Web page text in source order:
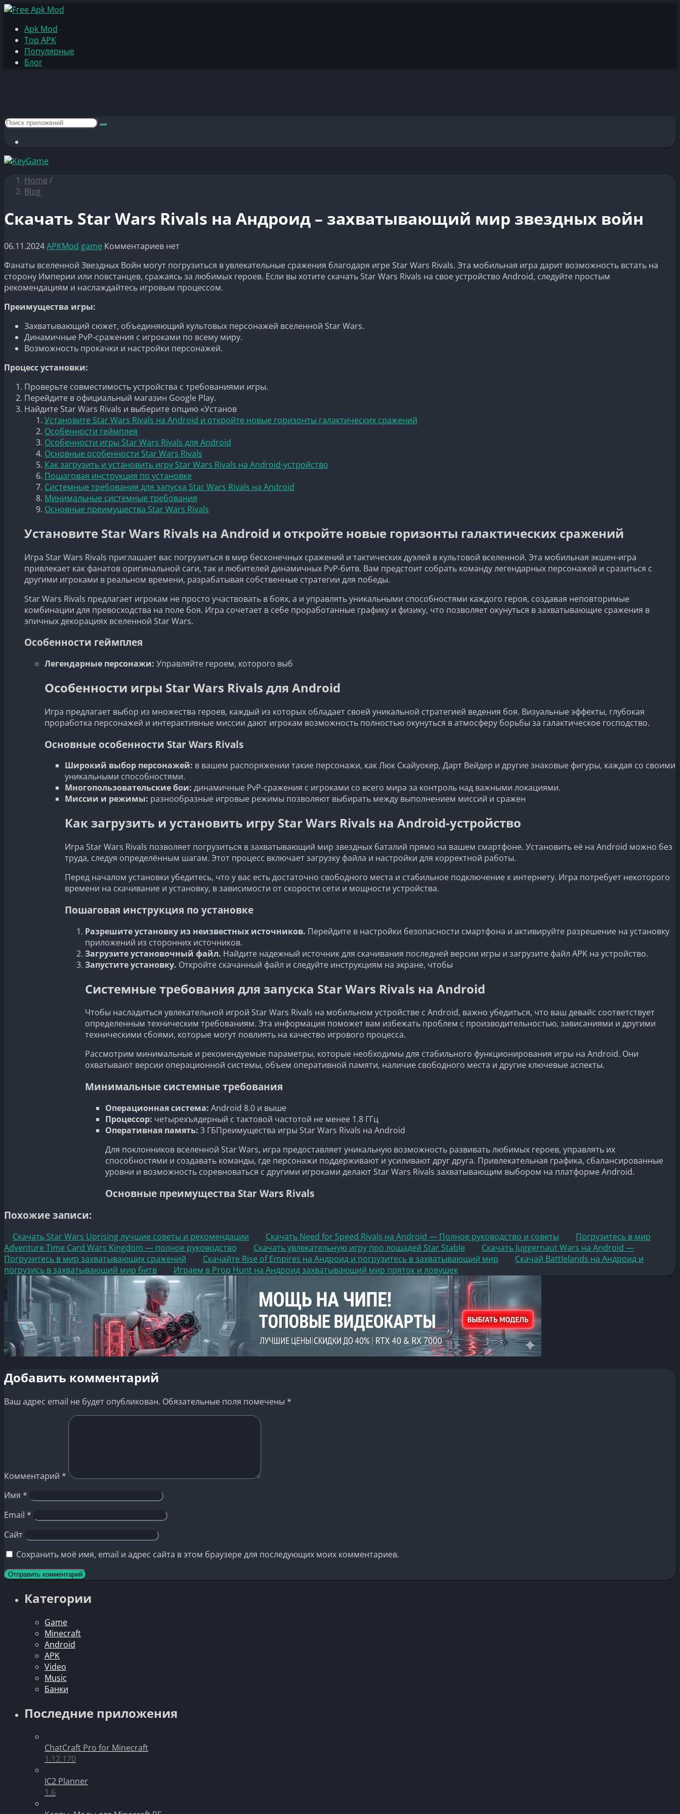
Apk Mod
Top APK
Популярные
Блог
Home /
Blog
Скачать Star Wars Rivals на Андроид – захватывающий мир звездных войн
06.11.2024APKMod game Комментариев нет
Фанаты вселенной Звездных Войн могут погрузиться в увлекательные сражения благодаря игре Star Wars Rivals. Эта мобильная игра дарит возможность встать на
сторону Империи или повстанцев, сражаясь за любимых героев. Если вы хотите скачать Star Wars Rivals на свое устройство Android, следуйте простым
рекомендациям и наслаждайтесь игровым процессом.
Преимущества игры:
Захватывающий сюжет, объединяющий культовых персонажей вселенной Star Wars.
Динамичные PvP-сражения с игроками по всему миру.
Возможность прокачки и настройки персонажей.
Процесс установки:
Проверьте совместимость устройства с требованиями игры.
Перейдите в официальный магазин Google Play.
Найдите Star Wars Rivals и выберите опцию «Установ
Установите Star Wars Rivals на Android и откройте новые горизонты галактических сражений
Особенности геймплея
Особенности игры Star Wars Rivals для Android
Основные особенности Star Wars Rivals
Как загрузить и установить игру Star Wars Rivals на Android-устройство
Пошаговая инструкция по установке
Системные требования для запуска Star Wars Rivals на Android
Минимальные системные требования
Основные преимущества Star Wars Rivals
Установите Star Wars Rivals на Android и откройте новые горизонты галактических сражений
Игра Star Wars Rivals приглашает вас погрузиться в мир бесконечных сражений и тактических дуэлей в культовой вселенной. Эта мобильная экшен-игра
привлекает как фанатов оригинальной саги, так и любителей динамичных PvP-битв. Вам предстоит собрать команду легендарных персонажей и сразиться с
другими игроками в реальном времени, разрабатывая собственные стратегии для победы.
Star Wars Rivals предлагает игрокам не просто участвовать в боях, а и управлять уникальными способностями каждого героя, создавая неповторимые
комбинации для превосходства на поле боя. Игра сочетает в себе проработанные графику и физику, что позволяет окунуться в захватывающие сражения в
эпичных декорациях вселенной Star Wars.
Особенности геймплея
Легендарные персонажи: Управляйте героем, которого выб
Особенности игры Star Wars Rivals для Android
Игра предлагает выбор из множества героев, каждый из которых обладает своей уникальной стратегией ведения боя. Визуальные эффекты, глубокая
проработка персонажей и интерактивные миссии дают игрокам возможность полностью окунуться в атмосферу борьбы за галактическое господство.
Основные особенности Star Wars Rivals
Широкий выбор персонажей: в вашем распоряжении такие персонажи, как Люк Скайуокер, Дарт Вейдер и другие знаковые фигуры, каждая со своими
уникальными способностями.
Многопользовательские бои: динамичные PvP-сражения с игроками со всего мира за контроль над важными локациями.
Миссии и режимы: разнообразные игровые режимы позволяют выбирать между выполнением миссий и сражен
Как загрузить и установить игру Star Wars Rivals на Android-устройство
Игра Star Wars Rivals позволяет погрузиться в захватывающий мир звездных баталий прямо на вашем смартфоне. Установить её на Android можно без
труда, следуя определённым шагам. Этот процесс включает загрузку файла и настройки для корректной работы.
Перед началом установки убедитесь, что у вас есть достаточно свободного места и стабильное подключение к интернету. Игра потребует некоторого
времени на скачивание и установку, в зависимости от скорости сети и мощности устройства.
Пошаговая инструкция по установке
Разрешите установку из неизвестных источников. Перейдите в настройки безопасности смартфона и активируйте разрешение на установку
приложений из сторонних источников.
Загрузите установочный файл. Найдите надежный источник для скачивания последней версии игры и загрузите файл APK на устройство.
Запустите установку. Откройте скачанный файл и следуйте инструкциям на экране, чтобы
Системные требования для запуска Star Wars Rivals на Android
Чтобы насладиться увлекательной игрой Star Wars Rivals на мобильном устройстве с Android, важно убедиться, что ваш девайс соответствует
определенным техническим требованиям. Эта информация поможет вам избежать проблем с производительностью, зависаниями и другими
техническими сбоями, которые могут повлиять на качество игрового процесса.
Рассмотрим минимальные и рекомендуемые параметры, которые необходимы для стабильного функционирования игры на Android. Они
охватывают версии операционной системы, объем оперативной памяти, наличие свободного места и другие ключевые аспекты.
Минимальные системные требования
Операционная система: Android 8.0 и выше
Процессор: четырехъядерный с тактовой частотой не менее 1.8 ГГц
Оперативная память: 3 ГБПреимущества игры Star Wars Rivals на Android
Для поклонников вселенной Star Wars, игра предоставляет уникальную возможность развивать любимых героев, управлять их
способностями и создавать команды, где персонажи поддерживают и усиливают друг друга. Привлекательная графика, сбалансированные
уровни и возможность соревноваться с другими игроками делают Star Wars Rivals захватывающим выбором на платформе Android.
Основные преимущества Star Wars Rivals
Похожие записи:
Скачать Star Wars Uprising лучшие советы и рекомендации Скачать Need for Speed Rivals на Android — Полное руководство и советы
Погрузитесь в мир
Adventure Time Card Wars Kingdom — полное руководство
Скачать увлекательную игру про лошадей Star Stable
Скачать Juggernaut Wars на Android —
Погрузитесь в мир захватывающих сражений
Скачайте Rise of Empires на Андроид и погрузитесь в захватывающий мир
Скачай Battlelands на Андроид и
погрузись в захватывающий мир битв
Играем в Prop Hunt на Андроид захватывающий мир пряток и ловушек
Добавить комментарий
Ваш адрес email не будет опубликован. Обязательные поля помечены *
Комментарий *
Имя *
Email *
Сайт
Сохранить моё имя, email и адрес сайта в этом браузере для последующих моих комментариев.
Категории
Game
Minecraft
Android
APK
Video
Music
Банки
Последние приложения
ChatCraft Pro for Minecraft
1.12.170
IC2 Planner
1.6